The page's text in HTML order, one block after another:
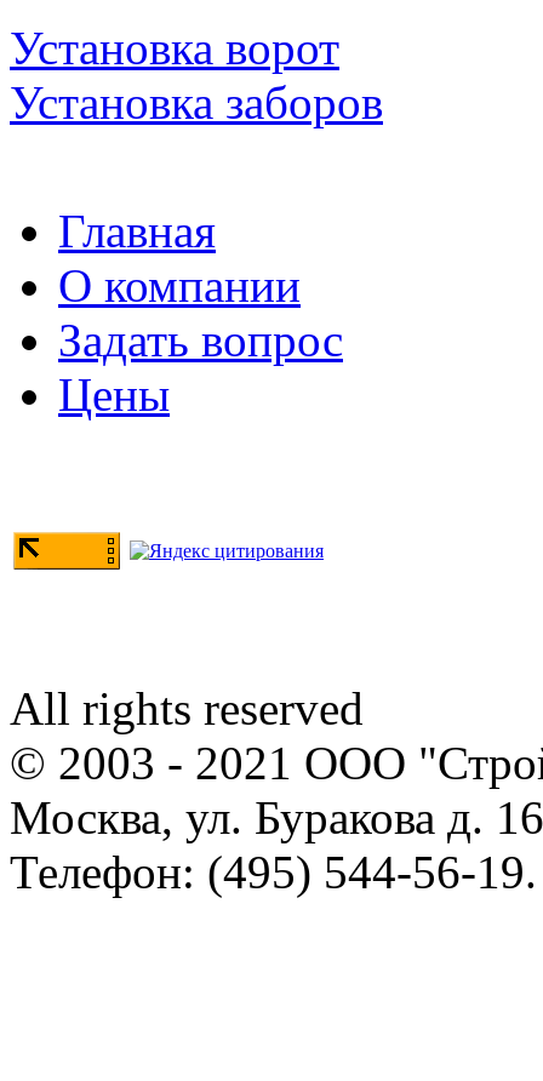
Установка ворот
Установка заборов
Главная
О компании
Задать вопрос
Цены
All rights reserved
© 2003 - 2021 ООО
Москва, ул. Буракова д.
Телефон: (495) 544-56-